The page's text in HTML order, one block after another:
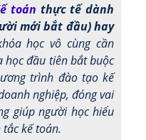
toán thực tế dành
mới bắt đầu) hay
học vô cùng cần
học đầu tiên bắt buộc
trình đào tạo kế
nghiệp, đóng vai
giúp người học hiểu
kế toán.